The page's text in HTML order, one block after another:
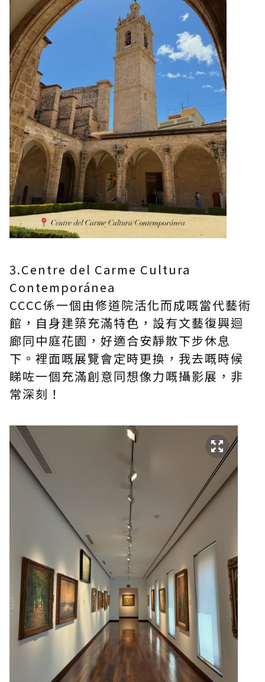
3.Centre del Carme Cultura
Contemporánea
CCCC係一個由修道院活化而成嘅當代藝術
館，自身建築充滿特色，設有文藝復興迴
廊同中庭花園，好適合安靜散下步休息
下。裡面嘅展覽會定時更換，我去嘅時候
睇咗一個充滿創意同想像力嘅攝影展，非
常深刻！